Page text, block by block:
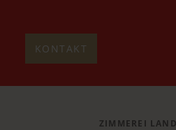
KONTAKT
ZIMMEREI